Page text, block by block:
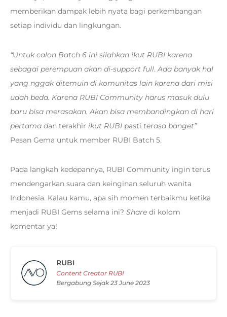
memberikan dampak lebih nyata bagi perkembangan
setiap individu dan lingkungan.
“Untuk calon Batch 6 ini silahkan ikut RUBI karena
sebagai perempuan akan di-support full.Ada banyak hal
yang nggak ditemuin di komunitas lain karena dari misi
udah beda. Karena RUBI Community harus masuk dulu
baru bisa merasakan. Akan bisa membandingkan di hari
pertama dan terakhir ikut RUBI pasti terasa banget”
Pesan Gema untuk member RUBI Batch 5.
Pada langkah kedepannya, RUBI Community ingin terus
mendengarkan suara dan keinginan seluruh wanita
Indonesia. Kalau kamu, apa sih momen terbaikmu ketika
menjadi RUBI Gems selama ini? Share di kolom
komentar ya!
RUBI
Content Creator RUBI
Bergabung Sejak 23 June 2023